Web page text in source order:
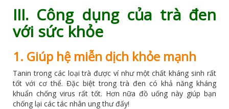
III. Công dụng của trà đen
với sức khỏe
1. Giúp hệ miễn dịch khỏe mạnh
Tanin trong các loại trà được ví như một chất kháng sinh rất
tốt với cơ thể. Đặc biệt trong trà đen có khả năng kháng
khuẩn chống virus rất tốt. Hơn nữa đồ uống này giúp bạn
chống lại các tác nhân ung thư đấy!